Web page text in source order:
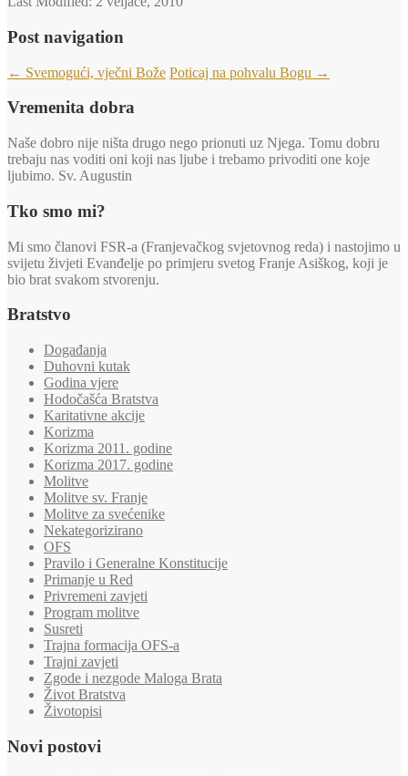
Post navigation
← Svemogući, vječni Bože Poticaj na pohvalu Bogu →
Vremenita dobra
Naše dobro nije ništa drugo nego prionuti uz Njega. Tomu dobru
trebaju nas voditi oni koji nas ljube i trebamo privoditi one koje
ljubimo. Sv. Augustin
Tko smo mi?
Mi smo članovi FSR-a (Franjevačkog svjetovnog reda) i nastojimo u
svijetu živjeti Evanđelje po primjeru svetog Franje Asiškog, koji je
bio brat svakom stvorenju.
Bratstvo
Događanja
Duhovni kutak
Godina vjere
Hodočašća Bratstva
Karitativne akcije
Korizma
Korizma 2011. godine
Korizma 2017. godine
Molitve
Molitve sv. Franje
Molitve za svećenike
Nekategorizirano
OFS
Pravilo i Generalne Konstitucije
Primanje u Red
Privremeni zavjeti
Program molitve
Susreti
Trajna formacija OFS-a
Trajni zavjeti
Zgode i nezgode Maloga Brata
Život Bratstva
Životopisi
Novi postovi